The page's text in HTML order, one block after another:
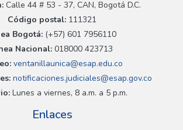
Calle 44 # 53 - 37, CAN, Bogotá D.C.
Código postal: 111321
Bogotá:(+57) 601 7956110
Nacional: 018000 423713
ventanillaunica@esap.edu.co
notificaciones.judiciales@esap.gov.co
Lunes a viernes, 8 a.m. a 5 p.m.
Enlaces